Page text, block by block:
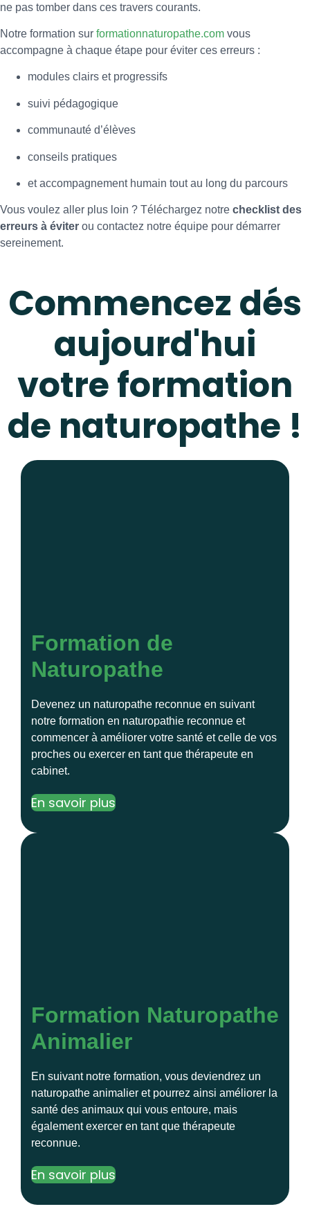
ne pas tomber dans ces travers courants.
Notre formation sur formationnaturopathe.com vous
accompagne à chaque étape pour éviter ces erreurs :
modules clairs et progressifs
suivi pédagogique
communauté d’élèves
conseils pratiques
et accompagnement humain tout au long du parcours
Vous voulez aller plus loin ? Téléchargez notre checklist des
erreurs à éviter ou contactez notre équipe pour démarrer
sereinement.
Commencez dés
aujourd'hui
votre formation
de naturopathe !
Formation de
Naturopathe
Devenez un naturopathe reconnue en suivant
notre formation en naturopathie reconnue et
commencer à améliorer votre santé et celle de vos
proches ou exercer en tant que thérapeute en
cabinet.
En savoir plus
Formation Naturopathe
Animalier
En suivant notre formation, vous deviendrez un
naturopathe animalier et pourrez ainsi améliorer la
santé des animaux qui vous entoure, mais
également exercer en tant que thérapeute
reconnue.
En savoir plus